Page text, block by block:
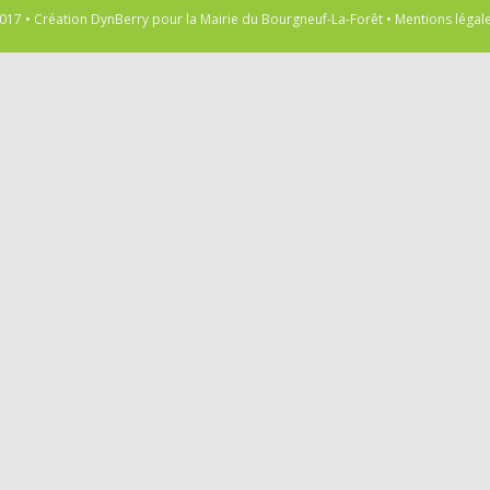
• Création DynBerry pour la Mairie du Bourgneuf-La-Forêt • Mentions